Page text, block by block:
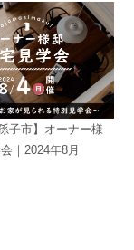
子市】オーナー様
｜2024年8月